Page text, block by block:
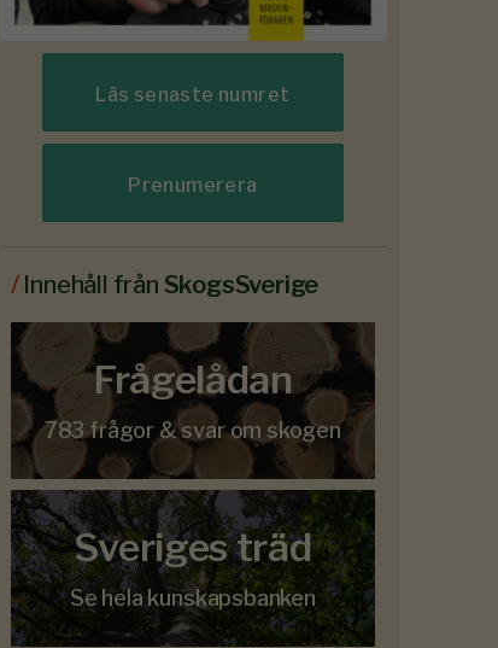
Läs senaste numret
Prenumerera
/ Innehåll från SkogsSverige
Frågelådan
783 frågor & svar om skogen
Sveriges träd
Se hela kunskapsbanken